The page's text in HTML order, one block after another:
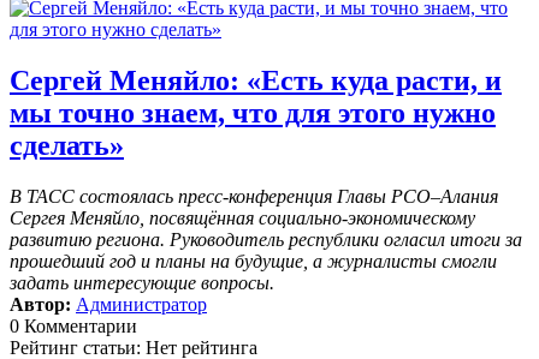
Сергей Меняйло: «Есть куда расти, и
мы точно знаем, что для этого нужно
сделать»
В ТАСС состоялась пресс-конференция Главы РСО–Алания
Сергея Меняйло, посвящённая социально-экономическому
развитию региона. Руководитель республики огласил итоги за
прошедший год и планы на будущие, а журналисты смогли
задать интересующие вопросы.
Автор: Администратор
0 Комментарии
Рейтинг статьи: Нет рейтинга